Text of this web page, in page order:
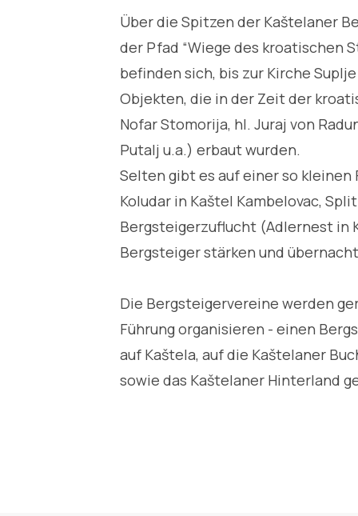
Über die Spitzen der Kaštelaner
der Pfad “Wiege des kroatischen
befinden sich, bis zur Kirche
Objekten, die in der Zeit der
Nofar Stomorija, hl. Juraj von
Putalj u.a.) erbaut wurden.
Selten gibt es auf einer so
Koludar in Kaštel Kambelovac,
Bergsteigerzuflucht (Adlernest in
Bergsteiger stärken und
Die Bergsteigervereine werden
Führung organisieren - einen
auf Kaštela, auf die Kaštelaner
sowie das Kaštelaner Hinterland